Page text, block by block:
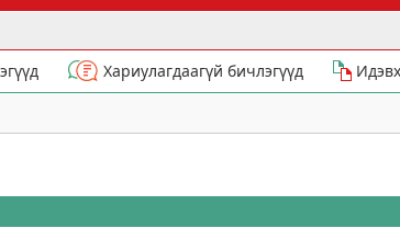
Хариулагдаагүй бичлэгүүд